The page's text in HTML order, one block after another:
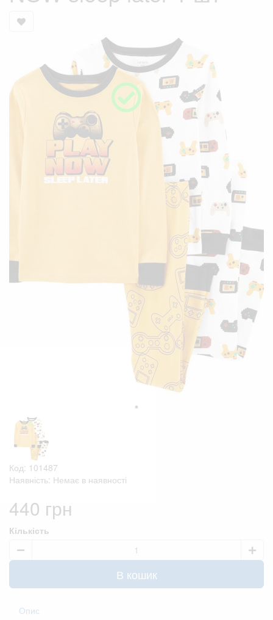
Код: 101487
Наявність: Немає в наявності
440 грн
Кількість
В кошик
Опис